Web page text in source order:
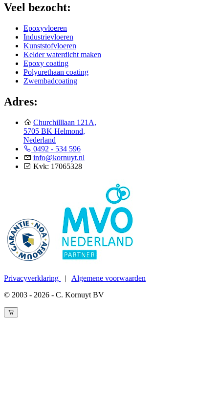
Veel bezocht:
Epoxyvloeren
Industrievloeren
Kunststofvloeren
Kelder waterdicht maken
Epoxy coating
Polyurethaan coating
Zwembadcoating
Adres:
Churchilllaan 121A,
5705 BK Helmond,
Nederland
0492 - 534 596
info@kornuyt.nl
Kvk: 17065328
Privacyverklaring | Algemene voorwaarden
© 2003 - 2026 - C. Kornuyt BV